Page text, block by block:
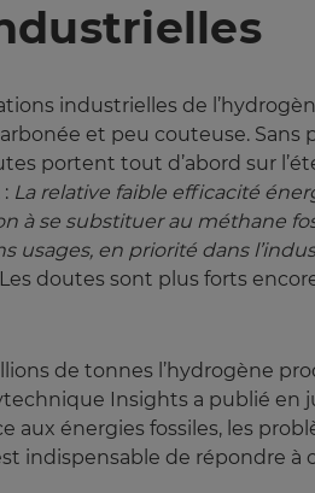
industrielles de
et peu couteuse. Sans
portent tout d’abord sur
La relative faible efficacité
à se substituer au méthane
en priorité dans
Les doutes sont plus forts
de tonnes l’hydrogène
Insights a publié en
énergies fossiles, les
indispensable de répondre à